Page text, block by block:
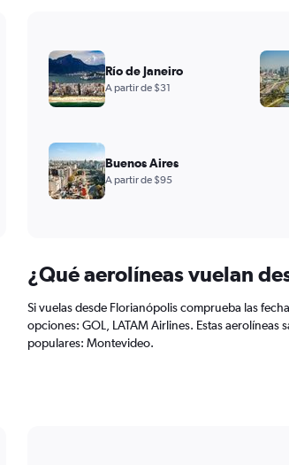
¿Qué aerolíneas vuelan
Si vuelas desde Florianópolis comprueba las
opciones: GOL, LATAM Airlines. Estas aerolíneas
populares: Montevideo.
Río de Janeiro
A partir de $31
Buenos Aires
A partir de $95